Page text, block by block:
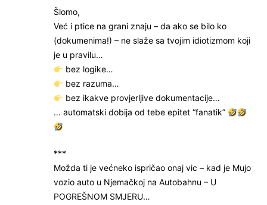
Šlomo,
Već i ptice na grani znaju – da ako se bilo ko
(dokumenima!) – ne slaže sa tvojim idiotizmom koji
je u pravilu…
bez logike…
bez razuma…
bez ikakve provjerljive dokumentacije…
… automatski dobija od tebe epitet “fanatik”
***
Možda ti je većneko ispričao onaj vic – kad je Mujo
vozio auto u Njemačkoj na Autobahnu – U
POGREŠNOM SMJERU…